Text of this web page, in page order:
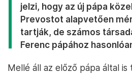
jelzi, hogy az új pápa
Prevostot alapvetően
tartják, de számos
Ferenc pápához
Mellé áll az előző pápa által